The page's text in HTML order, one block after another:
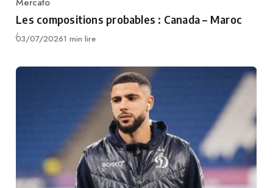
Category
Les compositions probables : Canada – Maroc
Publié
03/07/20261 min lire